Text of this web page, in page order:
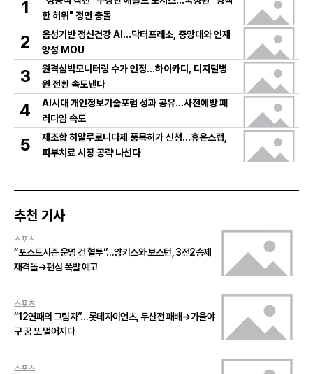
1
한 허위" 정면 충돌
2
음성기반 정신건강 AI…닥터프레소, 중앙대와 인재
양성 MOU
3
원격심박모니터링 수가 인정…하이카디, 디지털병
원 전환 속도낸다
4
AI시대 개인정보기술포럼 성과 공유…사전예방 패
러다임 속도
5
재조합 히알루로니다제 품목허가 신청…휴온스랩,
피부치료 시장 공략 나선다
추천 기사
스포츠
“포스트시즌 운명 건 혈투”…양키스와 보스턴, 3전2승제
재격돌→팬심 폭발 예고
스포츠
“12연패의 그림자”…롯데자이언츠, 두산전 패배→가을야
구 꿈 또 멀어지다
스포츠